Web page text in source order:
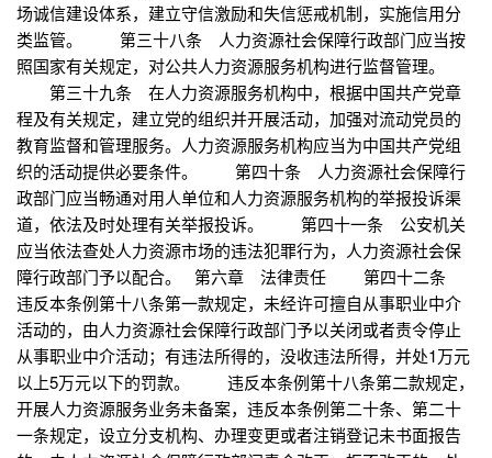
场诚信建设体系，建立守信激励和失信惩戒机制，实施信用分
类监管。 第三十八条 人力资源社会保障行政部门应当按
照国家有关规定，对公共人力资源服务机构进行监督管理。
第三十九条 在人力资源服务机构中，根据中国共产党章
程及有关规定，建立党的组织并开展活动，加强对流动党员的
教育监督和管理服务。人力资源服务机构应当为中国共产党组
织的活动提供必要条件。 第四十条 人力资源社会保障行
政部门应当畅通对用人单位和人力资源服务机构的举报投诉渠
道，依法及时处理有关举报投诉。 第四十一条 公安机关
应当依法查处人力资源市场的违法犯罪行为，人力资源社会保
障行政部门予以配合。 第六章 法律责任 第四十二条
违反本条例第十八条第一款规定，未经许可擅自从事职业中介
活动的，由人力资源社会保障行政部门予以关闭或者责令停止
从事职业中介活动；有违法所得的，没收违法所得，并处1万元
以上5万元以下的罚款。 违反本条例第十八条第二款规定，
开展人力资源服务业务未备案，违反本条例第二十条、第二十
一条规定，设立分支机构、办理变更或者注销登记未书面报告